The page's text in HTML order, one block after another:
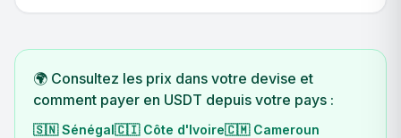
🌍 Consultez les prix dans votre devise et
comment payer en USDT depuis votre pays :
🇸🇳 Sénégal🇨🇮 Côte d'Ivoire🇨🇲 Cameroun